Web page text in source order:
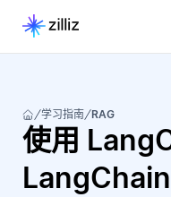
学习指南 RAG
使用